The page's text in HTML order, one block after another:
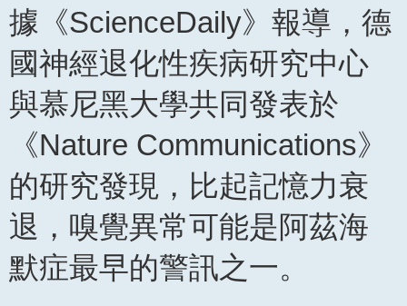
據《ScienceDaily》報導，德
國神經退化性疾病研究中心
與慕尼黑大學共同發表於
《Nature Communications》
的研究發現，比起記憶力衰
退，嗅覺異常可能是阿茲海
默症最早的警訊之一。